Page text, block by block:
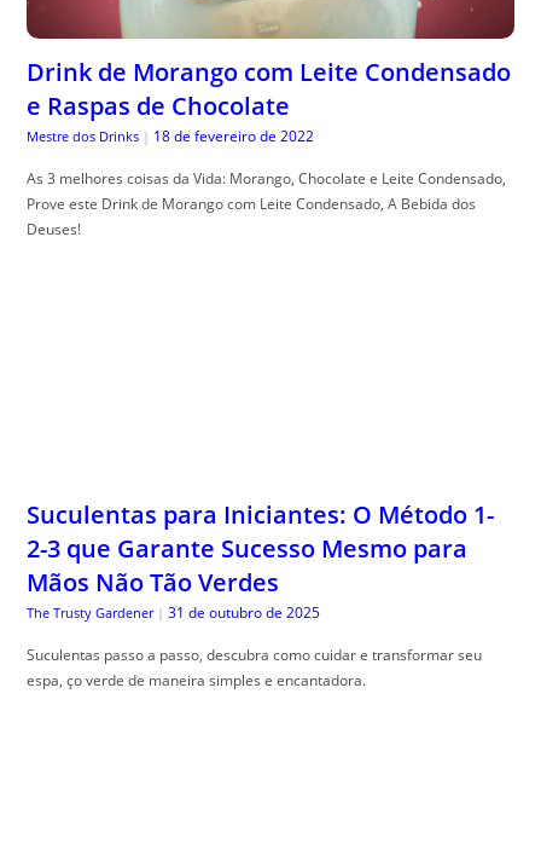
Drink de Morango com Leite Condensado
e Raspas de Chocolate
Mestre dos Drinks | 18 de fevereiro de 2022
As 3 melhores coisas da Vida: Morango, Chocolate e Leite Condensado,
Prove este Drink de Morango com Leite Condensado, A Bebida dos
Deuses!
Suculentas para Iniciantes: O Método 1-
2-3 que Garante Sucesso Mesmo para
Mãos Não Tão Verdes
The Trusty Gardener | 31 de outubro de 2025
Suculentas passo a passo, descubra como cuidar e transformar seu
espa, ço verde de maneira simples e encantadora.